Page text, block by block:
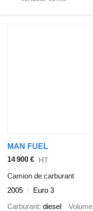
MAN FUEL
14 900 € HT
Camion de carburant
2005
Euro 3
Carburant diesel Volume